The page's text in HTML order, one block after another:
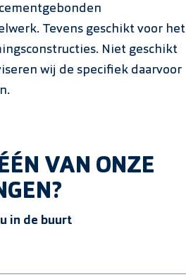
Tevens geschikt voor het
Niet geschikt
wij de specifiek daarvoor
VAN ONZE
in de buurt